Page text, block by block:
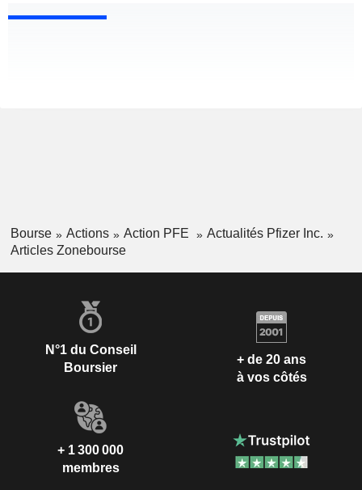
Bourse Actions Action PFE
Actualités Pfizer Inc.
Articles Zonebourse
N°1 du Conseil
Boursier
+ de 20 ans
à vos côtés
+ 1 300 000
membres